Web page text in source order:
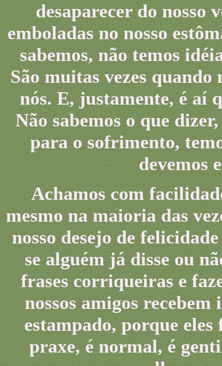
desaparecer do nosso
emboladas no nosso
sabemos, não temos
São muitas vezes quando
nós. E, justamente, é aí
Não sabemos o que
para o sofrimento,
devemos
Achamos com
mesmo na maioria das
nosso desejo de
se alguém já disse ou
frases corriqueiras e
nossos amigos
estampado, porque
praxe, é normal, é